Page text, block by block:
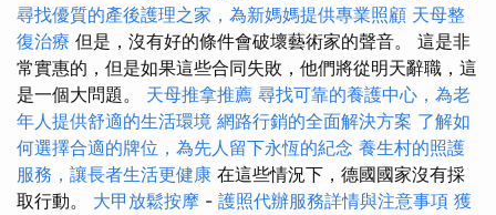
尋找優質的產後護理之家，為新媽媽提供專業照顧 天母整
復治療 但是，沒有好的條件會破壞藝術家的聲音。 這是非
常實惠的，但是如果這些合同失敗，他們將從明天辭職，這
是一個大問題。 天母推拿推薦 尋找可靠的養護中心，為老
年人提供舒適的生活環境 網路行銷的全面解決方案 了解如
何選擇合適的牌位，為先人留下永恆的紀念 養生村的照護
服務，讓長者生活更健康 在這些情況下，德國國家沒有採
取行動。 大甲放鬆按摩 - 護照代辦服務詳情與注意事項 獲